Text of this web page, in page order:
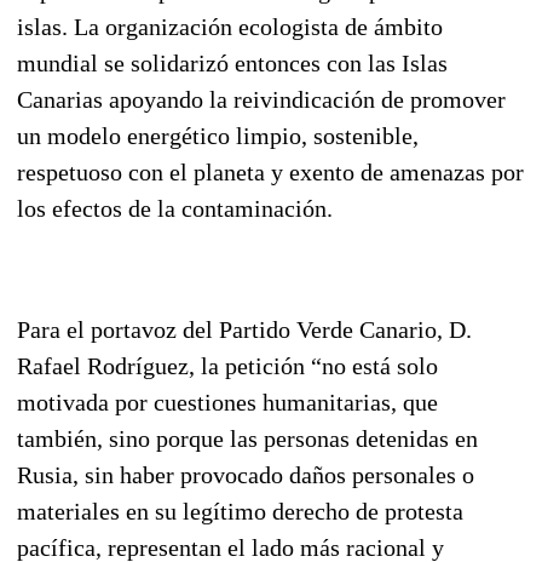
islas. La organización ecologista de ámbito
mundial se solidarizó entonces con las Islas
Canarias apoyando la reivindicación de promover
un modelo energético limpio, sostenible,
respetuoso con el planeta y exento de amenazas por
los efectos de la contaminación.
Para el portavoz del Partido Verde Canario, D.
Rafael Rodríguez, la petición “no está solo
motivada por cuestiones humanitarias, que
también, sino porque las personas detenidas en
Rusia, sin haber provocado daños personales o
materiales en su legítimo derecho de protesta
pacífica, representan el lado más racional y